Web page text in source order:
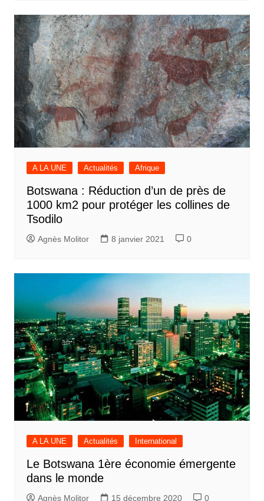
A LA UNE Actualités Afrique
Botswana : Réduction d’un de près de
1000 km2 pour protéger les collines de
Tsodilo
Agnès Molitor 8 janvier 2021 0
A LA UNE Actualités International
Le Botswana 1ère économie émergente
dans le monde
Agnès Molitor 15 décembre 2020 0